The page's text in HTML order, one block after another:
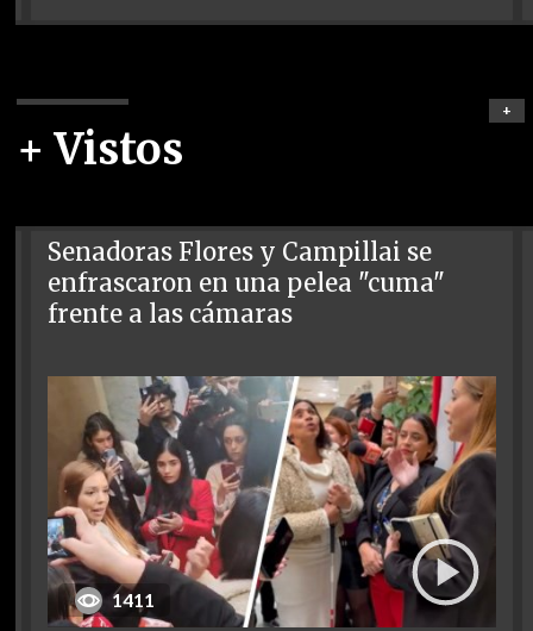
+ Vistos
+
Senadoras Flores y Campillai se
enfrascaron en una pelea "cuma"
frente a las cámaras
1411